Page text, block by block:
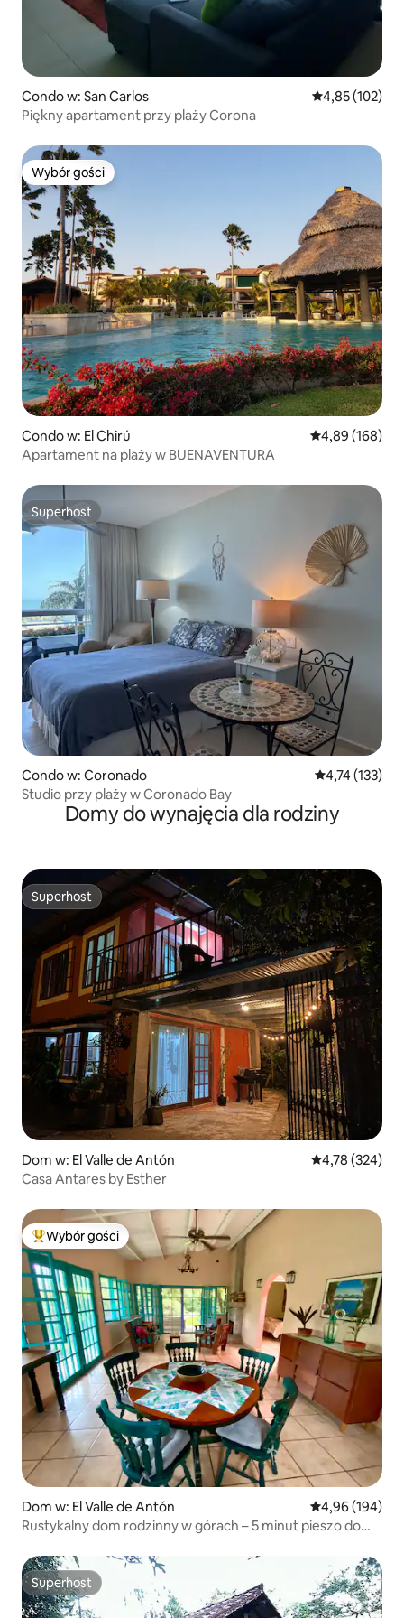
Condo w: San Carlos Średnia
4,85 (102)
Piękny apartament przy plaży Corona
Wybór gości
Wybór gości
Condo w: El Chirú Średnia
4,89 (168)
Apartament na plaży w BUENAVENTURA
Superhost
Superhost
Condo w: Coronado Średnia
4,74 (133)
Studio przy plaży w Coronado Bay
Domy do wynajęcia dla rodziny
Superhost
Superhost
Dom w: El Valle de Antón Średnia
4,78 (324)
Casa Antares by Esther
Najpopularniejsze z kategorii Wybór gości
Wybór gości
Dom w: El Valle de Antón Średnia
4,96 (194)
Rustykalny dom rodzinny w górach – 5 minut pieszo do
Superhost
Superhost